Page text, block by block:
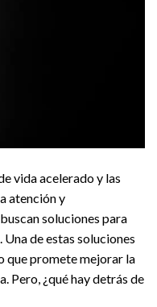
vida acelerado y las
atención y
soluciones para
de estas soluciones
que promete mejorar la
Pero, ¿qué hay detrás de